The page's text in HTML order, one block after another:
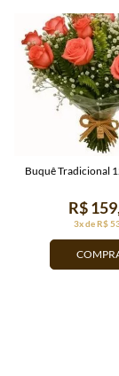
3x de R$
R$
Buquê Tradicional